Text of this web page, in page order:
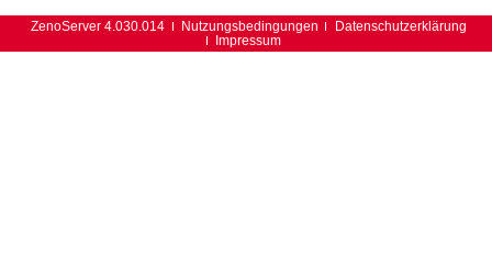
ZenoServer 4.030.014 Nutzungsbedingungen
Datenschutzerklärung
Impressum